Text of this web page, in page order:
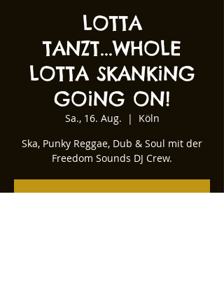
LOTTA
TANZT...WHOLE
LOTTA SKANKiNG
GOiNG ON!
Sa., 16. Aug.
  |
Köln
Ska, Punky Reggae, Dub & Soul mit der
Freedom Sounds DJ Crew.